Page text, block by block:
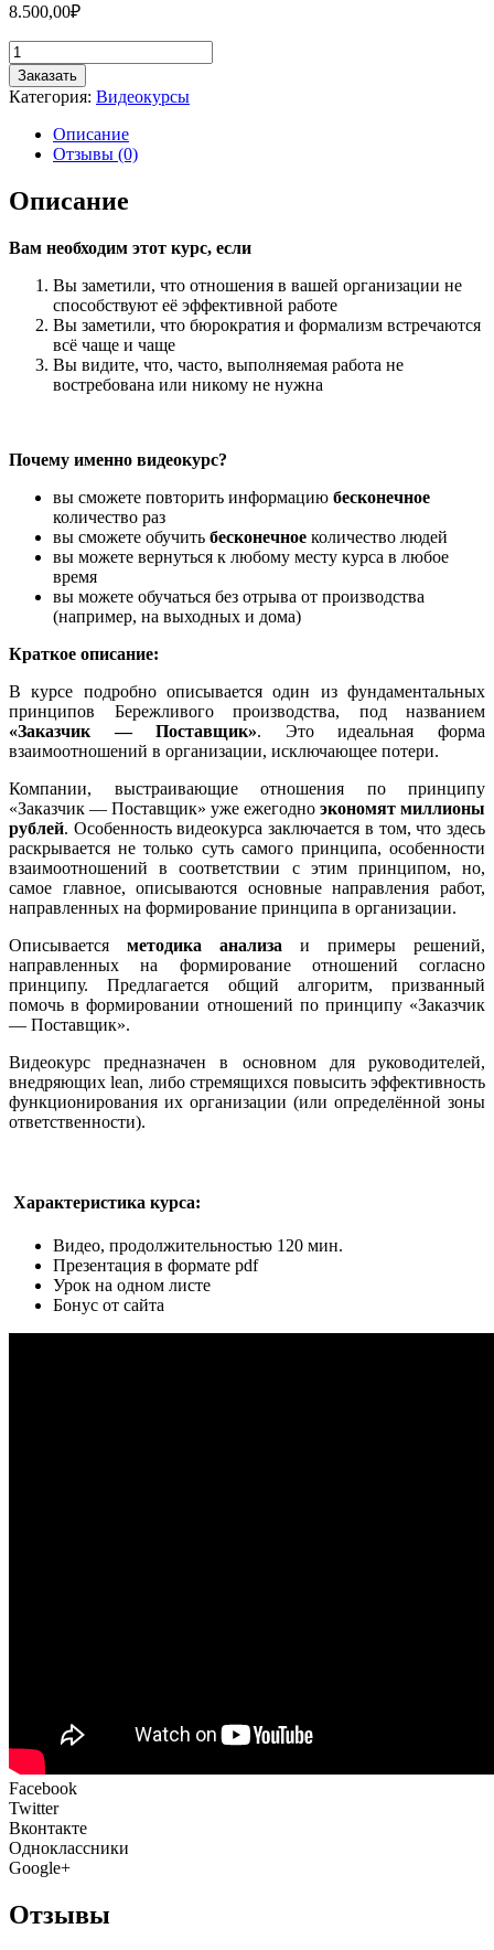
8.500,00₽
Количество
товара
ТРЕНИНГ
"Формирование
отношений
принципу
«заказчик
—
Заказать
Категория: Видеокурсы
Описание
Отзывы (0)
Описание
Вам необходим этот курс, если
Вы заметили, что отношения в вашей организации не
способствуют её эффективной работе
Вы заметили, что бюрократия и формализм встречаются
всё чаще и чаще
Вы видите, что, часто, выполняемая работа не
востребована или никому не нужна
Почему именно видеокурс?
вы сможете повторить информацию бесконечное
количество раз
вы сможете обучить бесконечное количество людей
вы можете вернуться к любому месту курса в любое
время
вы можете обучаться без отрыва от производства
(например, на выходных и дома)
Краткое описание:
В курсе подробно описывается один из фундаментальных
принципов Бережливого производства, под названием
«Заказчик — Поставщик». Это идеальная форма
взаимоотношений в организации, исключающее потери.
Компании, выстраивающие отношения по принципу
«Заказчик — Поставщик» уже ежегодно экономят миллионы
рублей. Особенность видеокурса заключается в том, что здесь
раскрывается не только суть самого принципа, особенности
взаимоотношений в соответствии с этим принципом, но,
самое главное, описываются основные направления работ,
направленных на формирование принципа в организации.
Описывается методика анализа и примеры решений,
направленных на формирование отношений согласно
принципу. Предлагается общий алгоритм, призванный
помочь в формировании отношений по принципу «Заказчик
— Поставщик».
Видеокурс предназначен в основном для руководителей,
внедряющих lean, либо стремящихся повысить эффективность
функционирования их организации (или определённой зоны
ответственности).
Характеристика курса:
Видео, продолжительностью 120 мин.
Презентация в формате pdf
Урок на одном листе
Бонус от сайта
Facebook
Twitter
Вконтакте
Одноклассники
Google+
Отзывы